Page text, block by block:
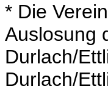
* Die
Auslosung
Durlach/
Durlach/